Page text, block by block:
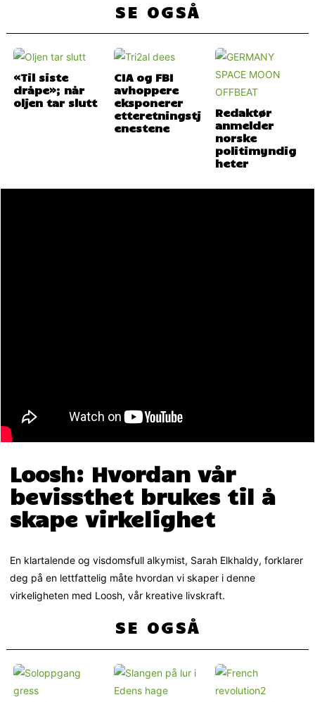
SE OGSÅ
«Til siste
dråpe»; når
oljen tar slutt
CIA og FBI
avhoppere
eksponerer
etteretningstj
enestene
Redaktør
anmelder
norske
politimyndig
heter
Loosh: Hvordan vår
bevissthet brukes til å
skape virkelighet
En klartalende og visdomsfull alkymist, Sarah Elkhaldy, forklarer
deg på en lettfattelig måte hvordan vi skaper i denne
virkeligheten med Loosh, vår kreative livskraft.
SE OGSÅ